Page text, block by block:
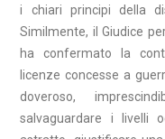
i chiari principi della
Similmente, il Giudice
ha confermato la
licenze concesse a
doveroso,
salvaguardare i livelli